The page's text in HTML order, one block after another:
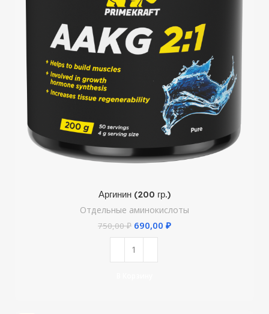
Аргинин (200 гр.)
Отдельные аминокислоты
750,00₽ 690,00 ₽